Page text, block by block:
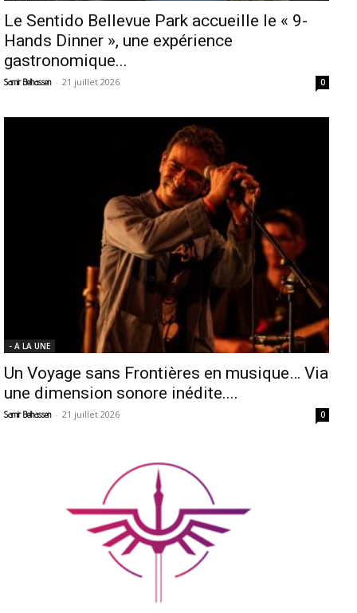
Le Sentido Bellevue Park accueille le « 9-
Hands Dinner », une expérience
gastronomique...
Samir Belhassen - 21 juillet 2026 0
- A LA UNE
Un Voyage sans Frontières en musique… Via
une dimension sonore inédite....
Samir Belhassen - 21 juillet 2026 0